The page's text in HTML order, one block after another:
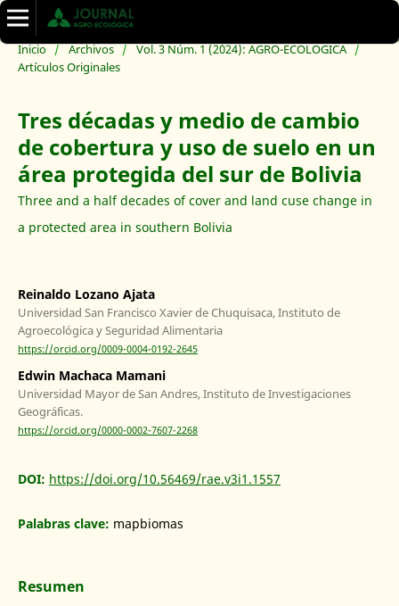
Inicio / Archivos / Vol. 3 Núm. 1 (2024): AGRO-ECOLÓGICA /
Artículos Originales
Tres décadas y medio de cambio
de cobertura y uso de suelo en un
área protegida del sur de Bolivia
Three and a half decades of cover and land cuse change in
a protected area in southern Bolivia
Reinaldo Lozano Ajata
Universidad San Francisco Xavier de Chuquisaca, Instituto de
Agroecológica y Seguridad Alimentaria
https://orcid.org/0009-0004-0192-2645
Edwin Machaca Mamani
Universidad Mayor de San Andres, Instituto de Investigaciones
Geográficas.
https://orcid.org/0000-0002-7607-2268
DOI: https://doi.org/10.56469/rae.v3i1.1557
Palabras clave: mapbiomas
Resumen